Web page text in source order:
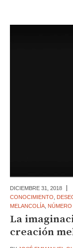
DICIEMBRE 31, 2018
CONOCIMIENTO
MELANCOLÍA,
La
creación